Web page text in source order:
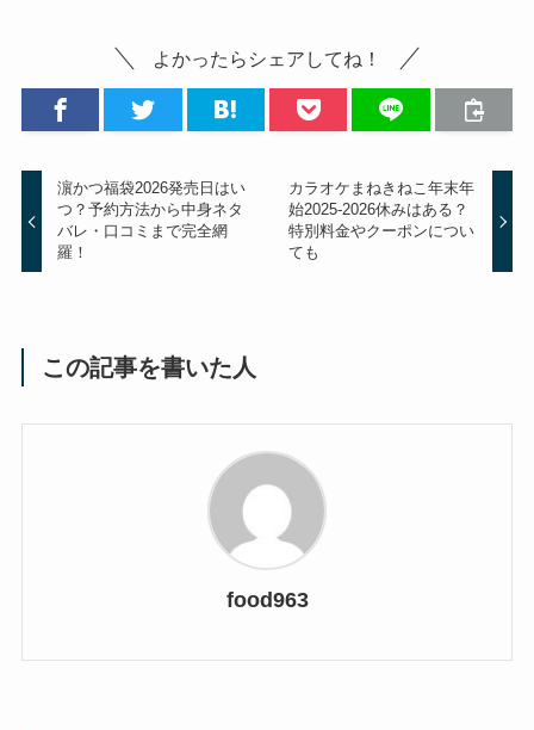
よかったらシェアしてね！
濵かつ福袋2026発売日はい
つ？予約方法から中身ネタ
バレ・口コミまで完全網
羅！
カラオケまねきねこ年末年
始2025-2026休みはある？
特別料金やクーポンについ
ても
この記事を書いた人
food963